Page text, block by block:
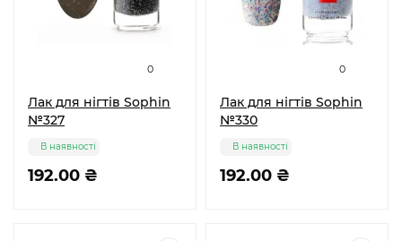
0
Лак для нігтів Sophin
№327
192.00 ₴
В наявності
0
Лак для нігтів Sophin
№330
192.00 ₴
В наявності